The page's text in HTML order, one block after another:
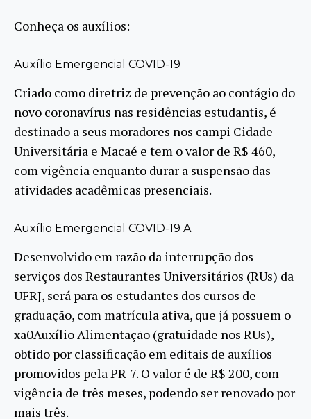
Conheça os auxílios:
Auxílio Emergencial COVID-19
Criado como diretriz de prevenção ao contágio do
novo coronavírus nas residências estudantis, é
destinado a seus moradores nos campi Cidade
Universitária e Macaé e tem o valor de R$ 460,
com vigência enquanto durar a suspensão das
atividades acadêmicas presenciais.
Auxílio Emergencial COVID-19 A
Desenvolvido em razão da interrupção dos
serviços dos Restaurantes Universitários (RUs) da
UFRJ, será para os estudantes dos cursos de
graduação, com matrícula ativa, que já possuem o
xa0Auxílio Alimentação (gratuidade nos RUs),
obtido por classificação em editais de auxílios
promovidos pela PR-7. O valor é de R$ 200, com
vigência de três meses, podendo ser renovado por
mais três.